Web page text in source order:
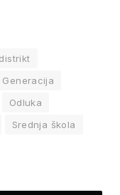
Generacija
Odluka
Srednja škola